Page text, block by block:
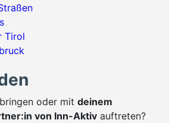
Tirol
oder mit deinem
von Inn-Aktiv auftreten?